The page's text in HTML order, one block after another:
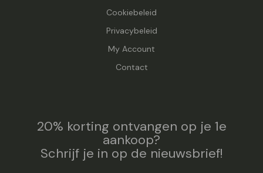
Cookiebeleid
Privacybeleid
My Account
Contact
20% korting ontvangen op je 1e
aankoop?
Schrijf je in op de nieuwsbrief!